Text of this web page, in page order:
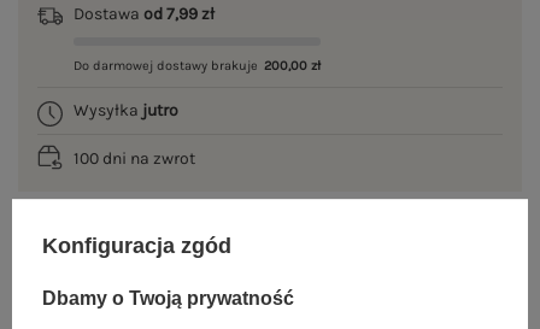
Dostawa od 7,99 zł
Do darmowej dostawy brakuje 200,00 zł
Wysyłka jutro
100 dni na zwrot
Konfiguracja zgód
Dbamy o Twoją prywatność